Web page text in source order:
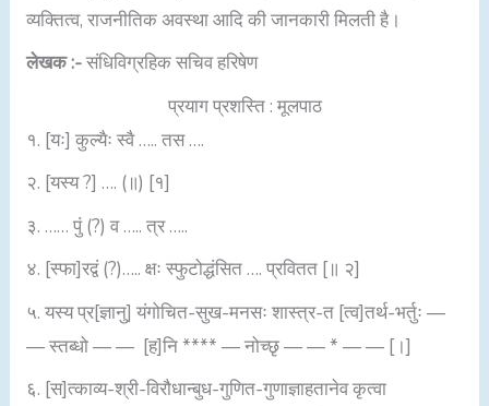
व्यक्तित्व, राजनीतिक अवस्था आदि की जानकारी मिलती है।
लेखक :-संधिविग्रहिक सचिव हरिषेण
प्रयाग प्रशस्ति : मूलपाठ
१. [यः] कुल्यैः स्वै ….. तस ….
२. [यस्य ?] …. (॥) [१]
३. …… पुं (?) व ….. त्र …..
४. [स्फा]रद्वं (?)….. क्षः स्फुटोद्धंसित …. प्रवितत [॥ २]
५. यस्य प्र[ज्ञानु] यंगोचित-सुख-मनसः शास्त्र-त [त्व]तर्थ-भर्तुः —
— स्तब्धो — — [ह]नि **** — नोच्छृ — — * — — [।]
६. [स]त्काव्य-श्री-विरौधान्बुध-गुणित-गुणाज्ञाहतानेव कृत्वा